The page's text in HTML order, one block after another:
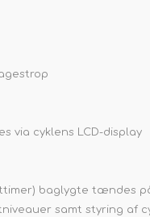
via cyklens LCD-display
baglygte tændes
samt styring af